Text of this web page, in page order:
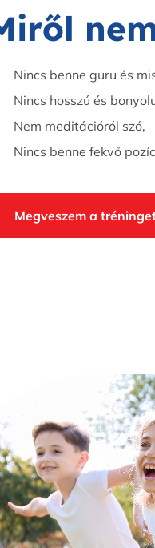
Nincs benne guru és
Nincs hosszú és
Nem meditációról szó,
Nincs benne fekvő
Megveszem a